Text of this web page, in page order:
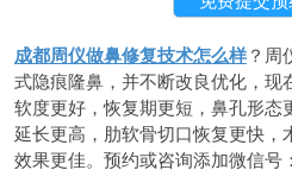
成都周仪做鼻修复技术怎么样？周
式隐痕隆鼻，并不断改良优化，现
软度更好，恢复期更短，鼻孔形态
延长更高，肋软骨切口恢复更快
效果更佳。预约或咨询添加微信号